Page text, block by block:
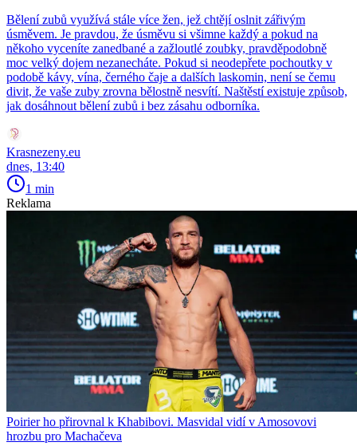
Bělení zubů využívá stále více žen, jež chtějí oslnit zářivým
úsměvem. Je pravdou, že úsměvu si všimne každý a pokud na
někoho vyceníte zanedbané a zažloutlé zoubky, pravděpodobně
moc velký dojem nezanecháte. Pokud si neodepřete pochoutky v
podobě kávy, vína, černého čaje a dalších laskomin, není se čemu
divit, že vaše zuby zrovna bělostně nesvítí. Naštěstí existuje způsob,
jak dosáhnout bělení zubů i bez zásahu odborníka.
Krasnezeny.eu
dnes, 13:40
1 min
Reklama
Poirier ho přirovnal k Khabibovi. Masvidal vidí v Amosovovi
hrozbu pro Machačeva